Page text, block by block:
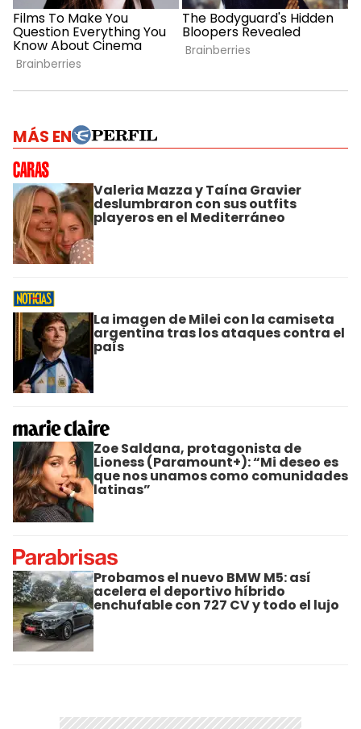
MÁS EN
Valeria Mazza y Taína Gravier
deslumbraron con sus outfits
playeros en el Mediterráneo
La imagen de Milei con la camiseta
argentina tras los ataques contra el
país
Zoe Saldana, protagonista de
Lioness (Paramount+): “Mi deseo es
que nos unamos como comunidades
latinas”
Probamos el nuevo BMW M5: así
acelera el deportivo híbrido
enchufable con 727 CV y todo el lujo